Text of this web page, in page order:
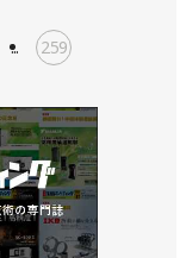
... 259